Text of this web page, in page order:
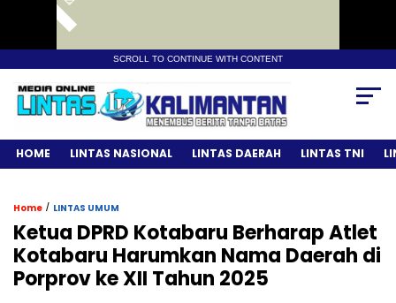
SCROLL TO CONTINUE WITH CONTENT
HOME LINTAS NASIONAL LINTAS DAERAH LINTAS TNI
Home / LINTAS UMUM
Ketua DPRD Kotabaru Berharap Atlet
Kotabaru Harumkan Nama Daerah di
Porprov ke XII Tahun 2025